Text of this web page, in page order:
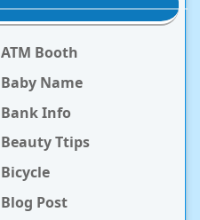
ATM Booth
Baby Name
Bank Info
Beauty Ttips
Bicycle
Blog Post